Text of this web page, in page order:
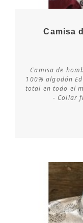
Camisa
Camisa de
100% algodón
total en todo el
- Collar